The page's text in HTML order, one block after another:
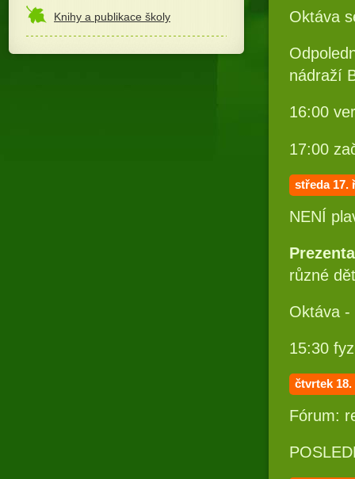
Knihy a publikace školy
Oktáva
nádraží
16:00
17:00
středa 17.
NENÍ
různé
Oktáva
15:30
čtvrtek
Fórum: